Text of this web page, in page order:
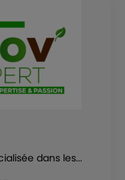
dans les...